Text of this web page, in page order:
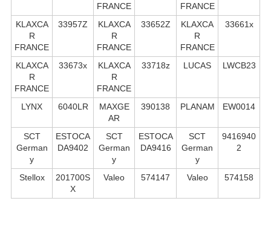
FRANCE
FRANCE
KLAXCA
R
FRANCE
33957Z
KLAXCA
R
FRANCE
33652Z
KLAXCA
R
FRANCE
33661x
KLAXCA
R
FRANCE
33673x
KLAXCA
R
FRANCE
33718z LUCAS LWCB23
LYNX 6040LR
MAXGE
AR
390138 PLANAM EW0014
SCT
German
y
ESTOCA
DA9402
SCT
German
y
ESTOCA
DA9416
SCT
German
y
9416940
2
Stellox
201700S
X
Valeo 574147 Valeo 574158